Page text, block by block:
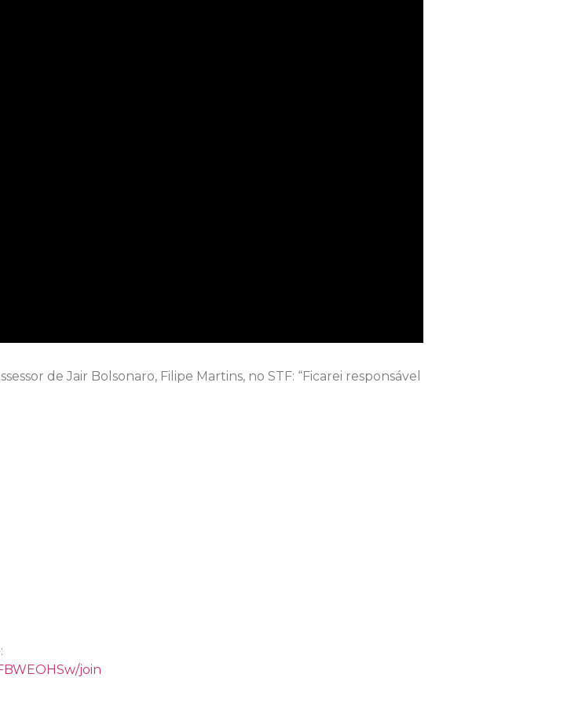
de Jair Bolsonaro, Filipe Martins, no STF: “Ficarei responsável
join